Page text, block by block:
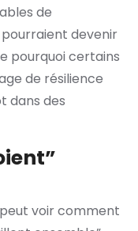
de
devenir
pourquoi certains
de résilience
dans des
voir comment